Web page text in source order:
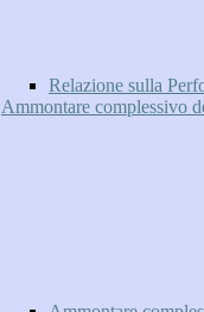
Relazione sulla
Ammontare complessivo